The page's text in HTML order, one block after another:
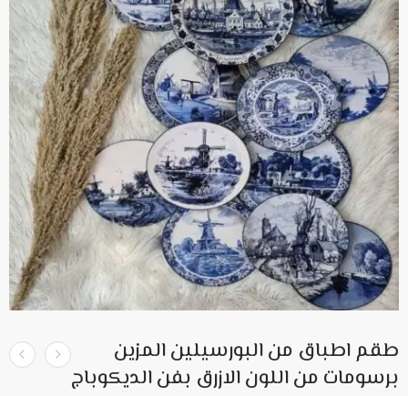
طقم اطباق من البورسيلين المزين
برسومات من اللون الازرق بفن الديكوباج